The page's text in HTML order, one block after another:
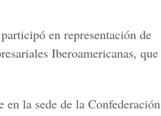
en representación de
Iberoamericanas, que
la sede de la Confederación